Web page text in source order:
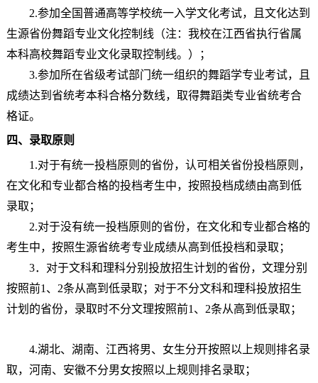
2.参加全国普通高等学校统一入学文化考试，且文化达到
生源省份舞蹈专业文化控制线（注：我校在江西省执行省属
本科高校舞蹈专业文化录取控制线。）；
3.参加所在省级考试部门统一组织的舞蹈学专业考试，且
成绩达到省统考本科合格分数线，取得舞蹈类专业省统考合
格证。
四、录取原则
1.对于有统一投档原则的省份，认可相关省份投档原则，
在文化和专业都合格的投档考生中，按照投档成绩由高到低
录取；
2.对于没有统一投档原则的省份，在文化和专业都合格的
考生中，按照生源省统考专业成绩从高到低投档和录取 ；
3．对于文科和理科分别投放招生计划的省份，文理分别
按照前1、2条从高到低录取；对于不分文科和理科投放招生
计划的省份，录取时不分文理按照前1、2条从高到低录取 ；
4.湖北、湖南、江西将男、女生分开按照以上规则排名录
取，河南、安徽不分男女按照以上规则排名录取；